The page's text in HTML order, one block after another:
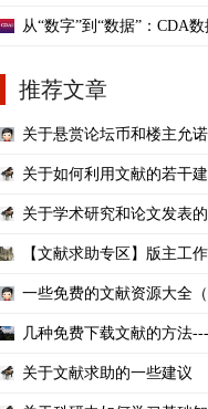
从“数字”到“数据”：CDA
推荐文章
关于悬赏论坛币和楼主允
关于如何利用文献的若干
关于学术研究和论文发表
【文献求助专区】版主工
一些免费的文献资源大全（
几种免费下载文献的方法
关于文献求助的一些建议